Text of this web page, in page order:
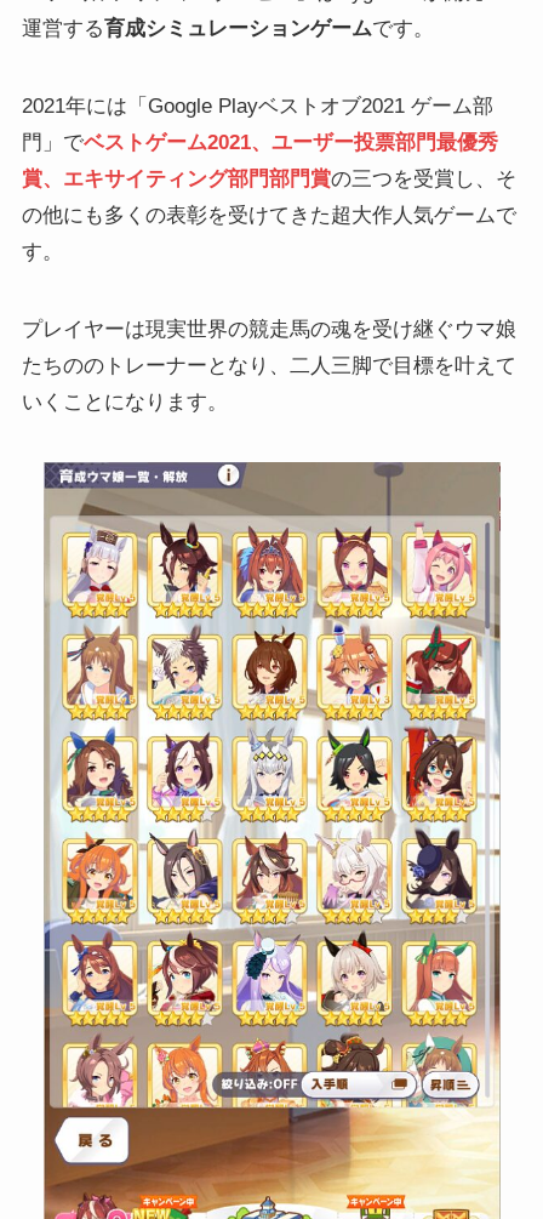
運営する育成シミュレーションゲームです。
2021年には「Google Playベストオブ2021 ゲーム部
門」でベストゲーム2021、ユーザー投票部門最優秀
賞、エキサイティング部門部門賞の三つを受賞し、そ
の他にも多くの表彰を受けてきた超大作人気ゲームで
す。
プレイヤーは現実世界の競走馬の魂を受け継ぐウマ娘
たちののトレーナーとなり、二人三脚で目標を叶えて
いくことになります。